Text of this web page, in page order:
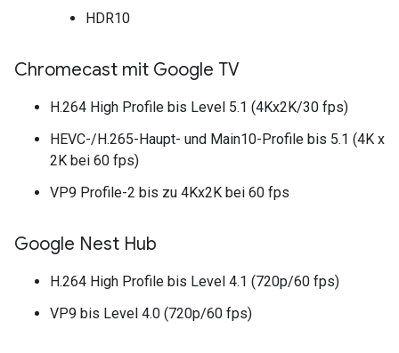
HDR10
Chromecast mit Google TV
H.264 High Profile bis Level 5.1 (4Kx2K/30 fps)
HEVC-/H.265-Haupt- und Main10-Profile bis 5.1 (4K x
2K bei 60 fps)
VP9 Profile-2 bis zu 4Kx2K bei 60 fps
Google Nest Hub
H.264 High Profile bis Level 4.1 (720p/60 fps)
VP9 bis Level 4.0 (720p/60 fps)